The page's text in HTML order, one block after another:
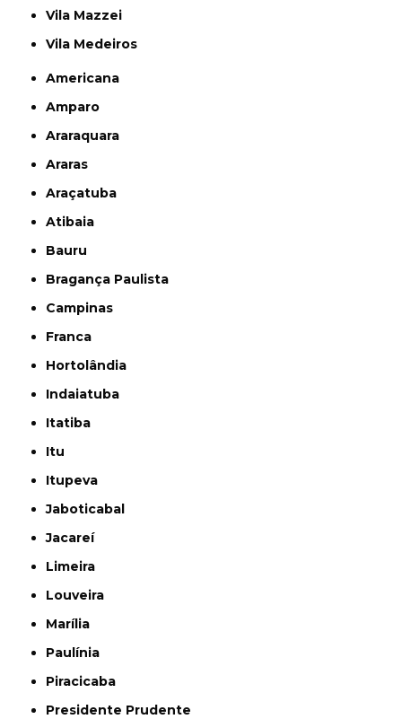
Vila Mazzei
Vila Medeiros
Americana
Amparo
Araraquara
Araras
Araçatuba
Atibaia
Bauru
Bragança Paulista
Campinas
Franca
Hortolândia
Indaiatuba
Itatiba
Itu
Itupeva
Jaboticabal
Jacareí
Limeira
Louveira
Marília
Paulínia
Piracicaba
Presidente Prudente